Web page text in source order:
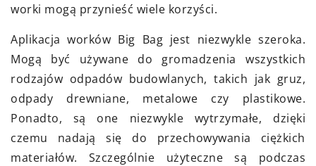
worki mogą przynieść wiele korzyści.
Aplikacja worków Big Bag jest niezwykle szeroka.
Mogą być używane do gromadzenia wszystkich
rodzajów odpadów budowlanych, takich jak gruz,
odpady drewniane, metalowe czy plastikowe.
Ponadto, są one niezwykle wytrzymałe, dzięki
czemu nadają się do przechowywania ciężkich
materiałów. Szczególnie użyteczne są podczas